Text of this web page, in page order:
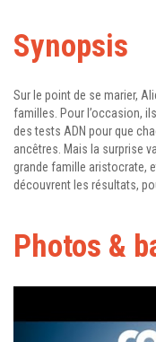
Synopsis
Sur le point de se marier,
familles. Pour l’occasion,
des tests ADN pour que
ancêtres. Mais la surprise
grande famille aristocrate,
découvrent les résultats,
Photos &